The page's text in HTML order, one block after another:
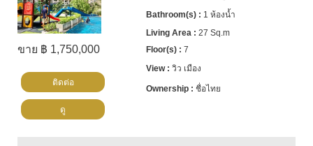
ขาย ฿ 1,750,000
1 ห้องน้ำ
27 Sq.m
7
วิว เมือง
ชื่อไทย
ติดต่อ
ดู